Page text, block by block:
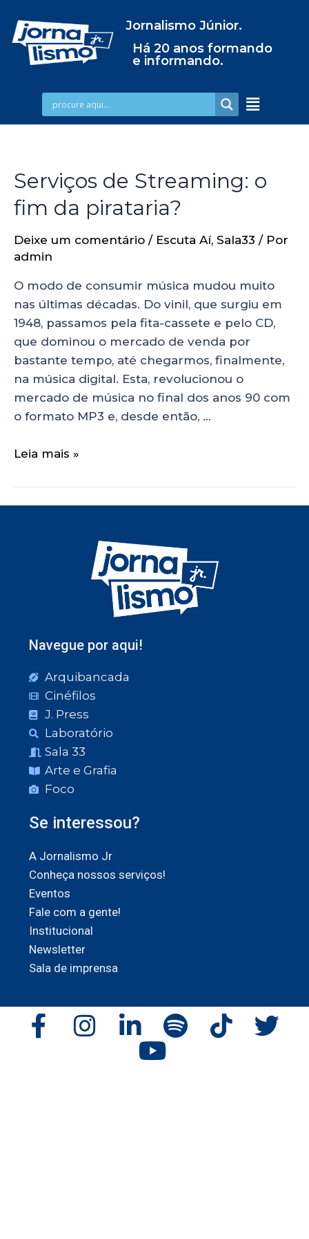
Jornalismo Júnior.
Há 20 anos formando
e informando.
Serviços de Streaming: o
fim da pirataria?
Deixe um comentário / Escuta Aí, Sala33 / Por
admin
O modo de consumir música mudou muito
nas últimas décadas. Do vinil, que surgiu em
1948, passamos pela fita-cassete e pelo CD,
que dominou o mercado de venda por
bastante tempo, até chegarmos, finalmente,
na música digital. Esta, revolucionou o
mercado de música no final dos anos 90 com
o formato MP3 e, desde então, …
Leia mais »
Navegue por aqui!
Arquibancada
Cinéfilos
J. Press
Laboratório
Sala 33
Arte e Grafia
Foco
Se interessou?
A Jornalismo Jr
Conheça nossos serviços!
Eventos
Fale com a gente!
Institucional
Newsletter
Sala de imprensa